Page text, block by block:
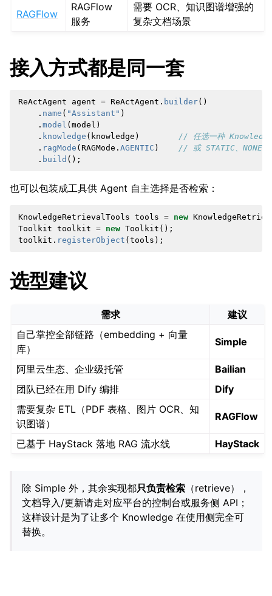
RAGFlow
RAGFlow
服务
需要 OCR、知识图谱增强的
复杂文档场景
接入方式都是同一套
ReActAgent agent = ReActAgent . builder()
. name ( "Assistant" )
. model ( model )
. knowledge ( knowledge )
// 任选一种
. ragMode ( RAGMode . AGENTIC )
// 或 STATIC、NONE
. build ();
也可以包装成工具供 Agent 自主选择是否检索：
KnowledgeRetrievalTools tools = new
Toolkit toolkit = new Toolkit ();
toolkit . registerObject ( tools );
选型建议
需求
建议
自己掌控全部链路（embedding + 向量
库）
Simple
阿里云生态、企业级托管
Bailian
团队已经在用 Dify 编排
Dify
需要复杂 ETL（PDF 表格、图片 OCR、知
识图谱）
RAGFlow
已基于 HayStack 落地 RAG 流水线 HayStack
除 Simple 外，其余实现都只负责检索 （retrieve），
文档导入/更新请走对应平台的控制台或服务侧 API；
这样设计是为了让多个 Knowledge 在使用侧完全可
替换。